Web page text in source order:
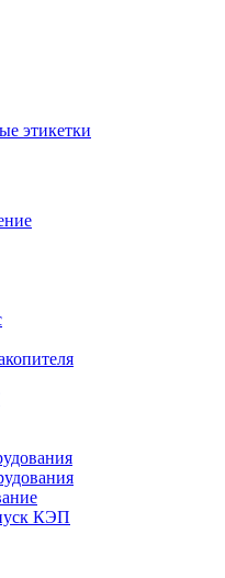
этикетки
КЭП